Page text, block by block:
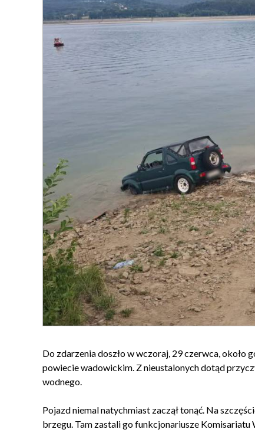
Do zdarzenia doszło w wczoraj, 29 czerwca, około
powiecie wadowickim. Z nieustalonych dotąd
wodnego.
Pojazd niemal natychmiast zaczął tonąć. Na
brzegu. Tam zastali go funkcjonariusze